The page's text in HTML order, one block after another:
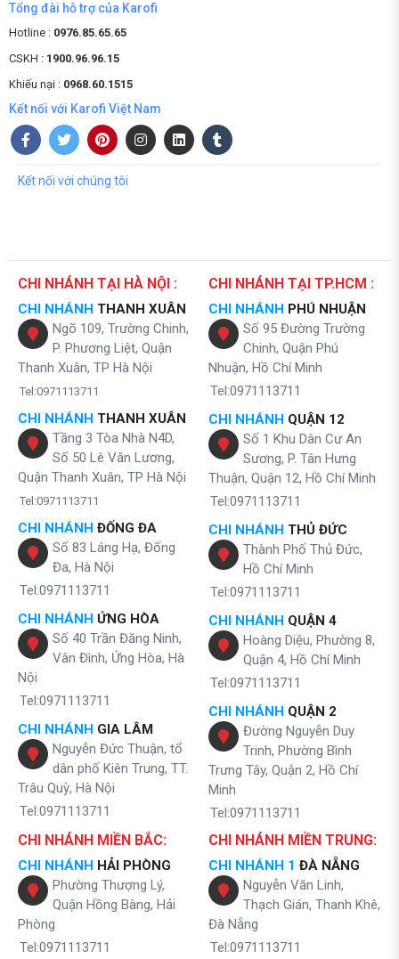
Tổng đài hỗ trợ của Karofi
Hotline : 0976.85.65.65
CSKH : 1900.96.96.15
Khiếu nại : 0968.60.1515
Kết nối với Karofi Việt Nam
Kết nối với chúng tôi
CHI NHÁNH TẠI HÀ NỘI :
CHI NHÁNH THANH XUÂN
Ngõ 109, Trường Chinh,
P. Phương Liệt, Quận
Thanh Xuân, TP Hà Nội
Tel:0971113711
CHI NHÁNH THANH XUÂN
Tầng 3 Tòa Nhà N4D,
Số 50 Lê Văn Lương,
Quận Thanh Xuân, TP Hà Nội
Tel:0971113711
CHI NHÁNH ĐỐNG ĐA
Số 83 Láng Hạ, Đống
Đa, Hà Nội
Tel:0971113711
CHI NHÁNH ỨNG HÒA
Số 40 Trần Đăng Ninh,
Vân Đình, Ứng Hòa, Hà
Nội
Tel:0971113711
CHI NHÁNH GIA LÂM
Nguyễn Đức Thuận, tổ
dân phố Kiên Trung, TT.
Trâu Quỳ, Hà Nội
Tel:0971113711
CHI NHÁNH TẠI TP.HCM :
CHI NHÁNH PHÚ NHUẬN
Số 95 Đường Trường
Chinh, Quận Phú
Nhuận, Hồ Chí Minh
Tel:0971113711
CHI NHÁNH QUẬN 12
Số 1 Khu Dân Cư An
Sương, P. Tân Hưng
Thuận, Quận 12, Hồ Chí Minh
Tel:0971113711
CHI NHÁNH THỦ ĐỨC
Thành Phố Thủ Đức,
Hồ Chí Minh
Tel:0971113711
CHI NHÁNH QUẬN 4
Hoàng Diệu, Phường 8,
Quận 4, Hồ Chí Minh
Tel:0971113711
CHI NHÁNH QUẬN 2
Đường Nguyễn Duy
Trinh, Phường Bình
Trưng Tây, Quận 2, Hồ Chí
Minh
Tel:0971113711
CHI NHÁNH MIỀN BẮC:
CHI NHÁNH HẢI PHÒNG
Phường Thượng Lý,
Quận Hồng Bàng, Hải
Phòng
Tel:0971113711
CHI NHÁNH MIỀN TRUNG:
CHI NHÁNH 1 ĐÀ NẴNG
Nguyễn Văn Linh,
Thạch Gián, Thanh Khê,
Đà Nẵng
Tel:0971113711